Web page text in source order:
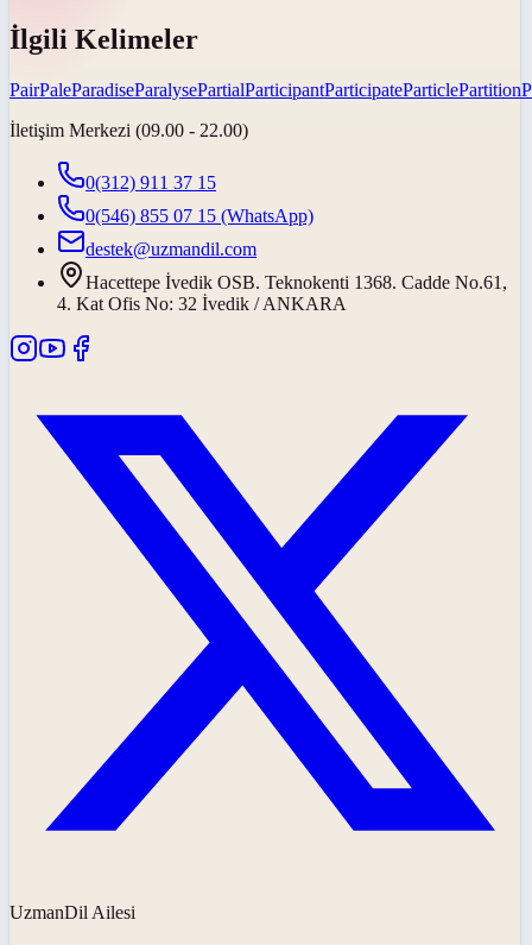
İlgili Kelimeler
PairPaleParadiseParalysePartialParticipantParticipateParticlePartition
İletişim Merkezi (09.00 - 22.00)
0(312) 911 37 15
0(546) 855 07 15 (WhatsApp)
destek@uzmandil.com
Hacettepe İvedik OSB. Teknokenti 1368. Cadde No.61,
4. Kat Ofis No: 32 İvedik / ANKARA
UzmanDil Ailesi